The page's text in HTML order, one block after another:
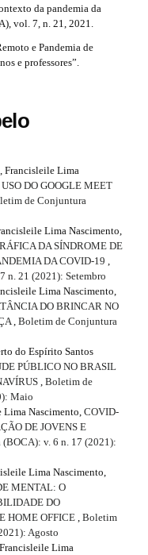
da pandemia da
vol. 7, n. 21, 2021.
e Pandemia de
e professores”.
Francisleile Lima
DO GOOGLE MEET
de Conjuntura
Lima Nascimento,
DA SÍNDROME DE
DA COVID-19
n. 21 (2021): Setembro
Lima Nascimento,
DO BRINCAR NO
Boletim de Conjuntura
do Espírito Santos
PÚBLICO NO BRASIL
Boletim de
Maio
Nascimento, COVID-
DE JOVENS E
v. 6 n. 17 (2021):
Lima Nascimento,
MENTAL: O
DO
HOME OFFICE Boletim
Agosto
Lima